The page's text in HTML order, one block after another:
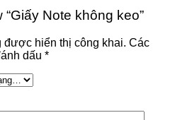
Note không keo”
được hiển thị công khai. Các
dấu *